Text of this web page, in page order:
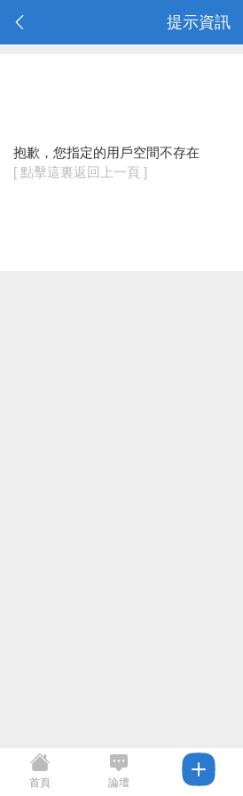
提示資訊
抱歉，您指定的用戶空間不存在
[ 點擊這裏返回上一頁 ]
首頁 論壇